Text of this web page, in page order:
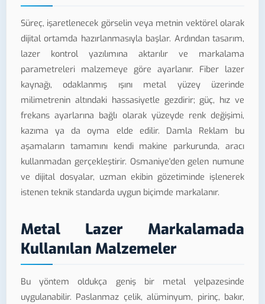
Süreç, işaretlenecek görselin veya metnin vektörel olarak
dijital ortamda hazırlanmasıyla başlar. Ardından tasarım,
lazer kontrol yazılımına aktarılır ve markalama
parametreleri malzemeye göre ayarlanır. Fiber lazer
kaynağı, odaklanmış ışını metal yüzey üzerinde
milimetrenin altındaki hassasiyetle gezdirir; güç, hız ve
frekans ayarlarına bağlı olarak yüzeyde renk değişimi,
kazıma ya da oyma elde edilir. Damla Reklam bu
aşamaların tamamını kendi makine parkurunda, aracı
kullanmadan gerçekleştirir. Osmaniye'den gelen numune
ve dijital dosyalar, uzman ekibin gözetiminde işlenerek
istenen teknik standarda uygun biçimde markalanır.
Metal Lazer Markalamada
Kullanılan Malzemeler
Bu yöntem oldukça geniş bir metal yelpazesinde
uygulanabilir. Paslanmaz çelik, alüminyum, pirinç, bakır,